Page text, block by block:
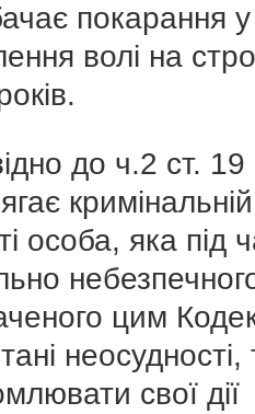
покарання у
волі на
до ч.2 ст. 19
кримінальній
особа, яка під
цим
неосудності,
свої дії